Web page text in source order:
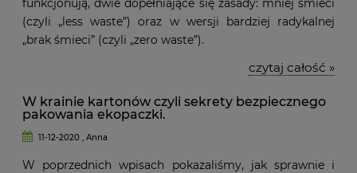
funkcjonują, dwie dopełniające się zasady: mniej śmieci
(czyli „less waste”) oraz w wersji bardziej radykalnej
„brak śmieci” (czyli „zero waste”).
czytaj całość »
W krainie kartonów czyli sekrety bezpiecznego
pakowania ekopaczki.
11-12-2020 , Anna
W poprzednich wpisach pokazaliśmy, jak sprawnie i